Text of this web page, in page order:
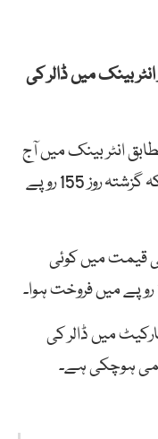
بینک میں ڈالر کی
انٹر بینک میں آج
ڈالر 154.95 روپے میں فروخت ہوا جو کہ گزشتہ روز 155 روپے
قیمت میں کوئی
میں ڈالر کی